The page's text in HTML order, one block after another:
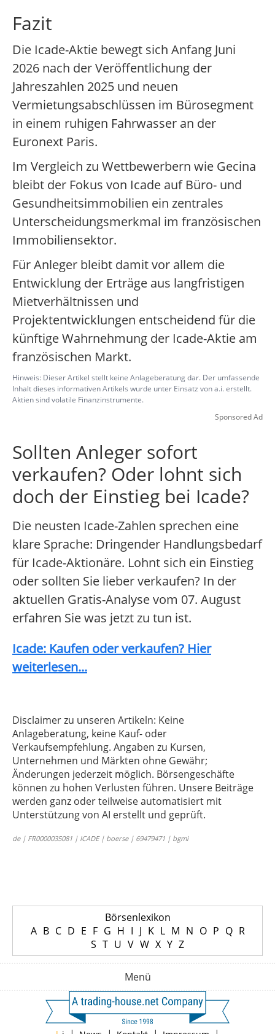
Fazit
Die Icade-Aktie bewegt sich Anfang Juni
2026 nach der Veröffentlichung der
Jahreszahlen 2025 und neuen
Vermietungsabschlüssen im Bürosegment
in einem ruhigen Fahrwasser an der
Euronext Paris.
Im Vergleich zu Wettbewerbern wie Gecina
bleibt der Fokus von Icade auf Büro- und
Gesundheitsimmobilien ein zentrales
Unterscheidungsmerkmal im französischen
Immobiliensektor.
Für Anleger bleibt damit vor allem die
Entwicklung der Erträge aus langfristigen
Mietverhältnissen und
Projektentwicklungen entscheidend für die
künftige Wahrnehmung der Icade-Aktie am
französischen Markt.
Hinweis: Dieser Artikel stellt keine Anlageberatung dar. Der umfassende
Inhalt dieses informativen Artikels wurde unter Einsatz von a.i. erstellt.
Aktien sind volatile Finanzinstrumente.
Sponsored Ad
Sollten Anleger sofort
verkaufen? Oder lohnt sich
doch der Einstieg bei Icade?
Die neusten Icade-Zahlen sprechen eine
klare Sprache: Dringender Handlungsbedarf
für Icade-Aktionäre. Lohnt sich ein Einstieg
oder sollten Sie lieber verkaufen? In der
aktuellen Gratis-Analyse vom 07. August
erfahren Sie was jetzt zu tun ist.
Icade: Kaufen oder verkaufen? Hier
weiterlesen...
Disclaimer zu unseren Artikeln: Keine
Anlageberatung, keine Kauf- oder
Verkaufsempfehlung. Angaben zu Kursen,
Unternehmen und Märkten ohne Gewähr;
Änderungen jederzeit möglich. Börsengeschäfte
können zu hohen Verlusten führen. Unsere Beiträge
werden ganz oder teilweise automatisiert mit
Unterstützung von AI erstellt und geprüft.
de | FR0000035081 | ICADE | boerse | 69479471 | bgmi
Börsenlexikon
A B C D E F G H I J K L M N O P Q R
S T U V W X Y Z
Menü